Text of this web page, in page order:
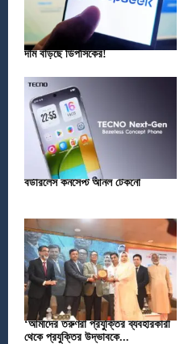
দাম বাড়ছে ডিপসিকের!
বর্ডারলেস কনসেপ্ট আনল টেকনো
‘আমাদের তরুণরা প্রযুক্তির ব্যবহারকারী
থেকে প্রযুক্তির উদ্ভাবকে...